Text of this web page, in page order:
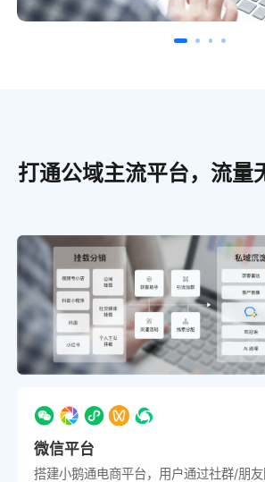
打通公域主流平台，流量
微信平台
搭建小鹅通电商平台，用户通过社群/朋